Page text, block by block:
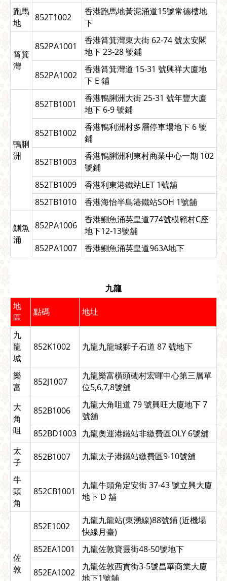
跑馬
地
852T1002
香港跑馬地黃泥涌道15號常德樓地
下
筲箕
灣
852PA1001
香港筲箕灣東大街 62-74 號太安閣
地下 23-28 號鋪
852PA1002
香港筲箕灣道 15-31 號興祥大廈地
下 E 鋪
鴨脷
洲
852TB1001
香港鴨脷洲大街 25-31 號年豐大廈
地下 6-9 號鋪
852TB1002
香港鴨利洲村多層停車場地下 6 號
鋪
852TB1003
香港鴨脷洲利東村商業中心一期 102
號鋪
852TB1009
香港利東港鐵站LET 1號舖
852TB1010
香港海怡半島港鐵站SOH 1號舖
鰂魚
涌
852PA1006
香港鰂魚涌英皇道774號模範村C座
地下12-13號舖
852PA1007
香港鰂魚涌英皇道963A地下
九龍
地
區
點碼 地址
九
龍
城
852K1002 九龍九龍城獅子石道 87 號地下
樂
富
852J1007
九龍樂富橫頭磡村宏暉中心第三層單
位5,6,7,8號舖
大
角
咀
852B1006
九龍大角咀道 79 號興旺大廈地下 7
號舖
852BD1003 九龍奧運港鐵站非繳費區OLY 6號舖
太
子
852B1007 九龍太子港鐵站繳費區9-10號舖
牛
頭
角
852CB1001
九龍牛頭角定安街 37-43 號立興大廈
地下 D 舖
佐
敦
852E1002
九龍九龍站(東湧線)88號鋪 (近機場
快線月臺)
852EA1001
九龍佐敦寶靈街48-50號地下
852EA1002
九龍佐敦西貢街3-5號昌華商業大廈
地下1號舖